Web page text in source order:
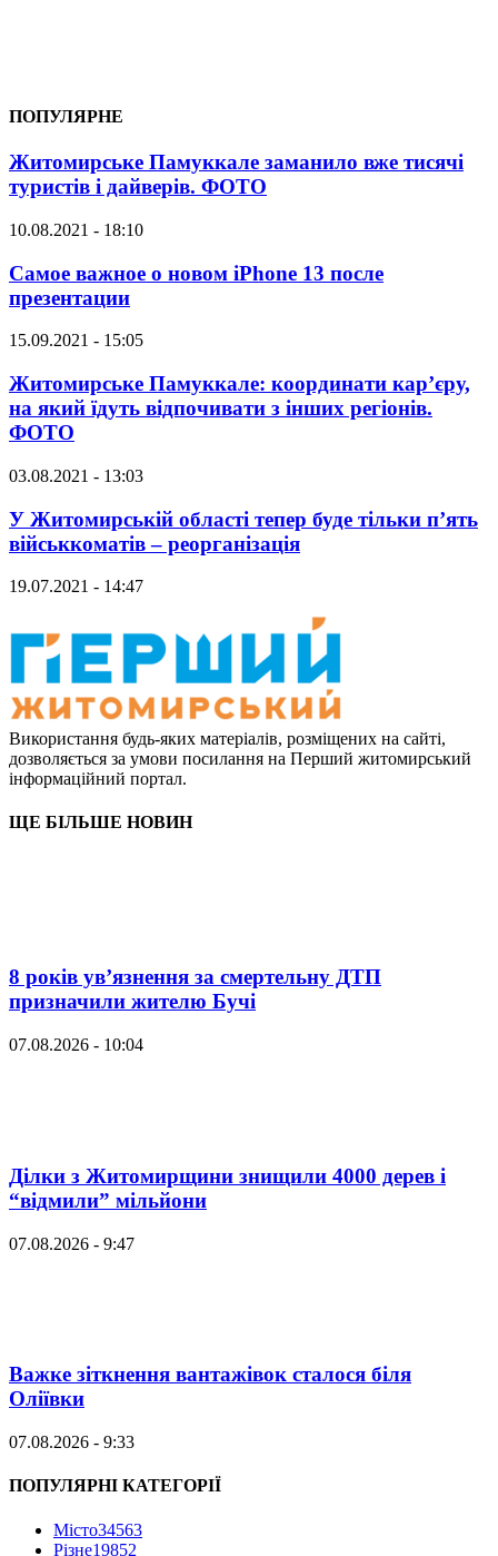
ПОПУЛЯРНЕ
Житомирське Памуккале заманило вже тисячі
туристів і дайверів. ФОТО
10.08.2021 - 18:10
Самое важное о новом iPhone 13 после
презентации
15.09.2021 - 15:05
Житомирське Памуккале: координати кар’єру,
на який їдуть відпочивати з інших регіонів.
ФОТО
03.08.2021 - 13:03
У Житомирській області тепер буде тільки п’ять
військкоматів – реорганізація
19.07.2021 - 14:47
Використання будь-яких матеріалів, розміщених на сайті,
дозволяється за умови посилання на Перший житомирський
інформаційний портал.
ЩЕ БІЛЬШЕ НОВИН
8 років ув’язнення за смертельну ДТП
призначили жителю Бучі
07.08.2026 - 10:04
Ділки з Житомирщини знищили 4000 дерев і
“відмили” мільйони
07.08.2026 - 9:47
Важке зіткнення вантажівок сталося біля
Оліївки
07.08.2026 - 9:33
ПОПУЛЯРНІ КАТЕГОРІЇ
Місто34563
Різне19852